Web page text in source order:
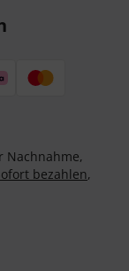
Nachnahme,
bezahlen,